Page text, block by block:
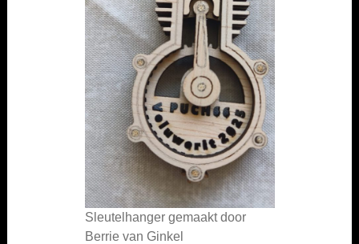
Sleutelhanger gemaakt door
Berrie van Ginkel